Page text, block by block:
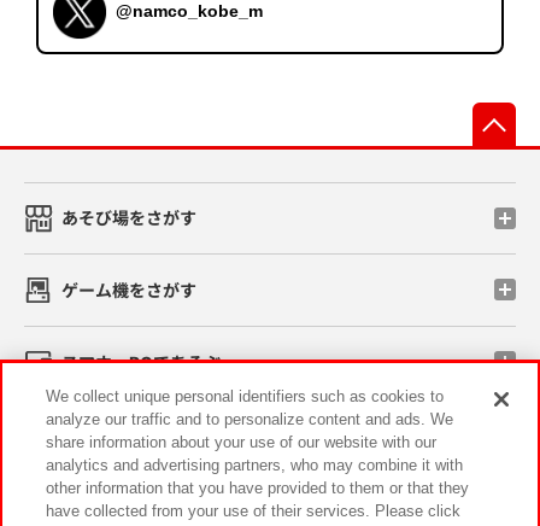
@namco_kobe_m
あそび場をさがす
ゲーム機をさがす
スマホ・PCであそぶ
イベント・キャンペーン
We collect unique personal identifiers such as cookies to
analyze our traffic and to personalize content and ads. We
share information about your use of our website with our
analytics and advertising partners, who may combine it with
other information that you have provided to them or that they
have collected from your use of their services. Please click